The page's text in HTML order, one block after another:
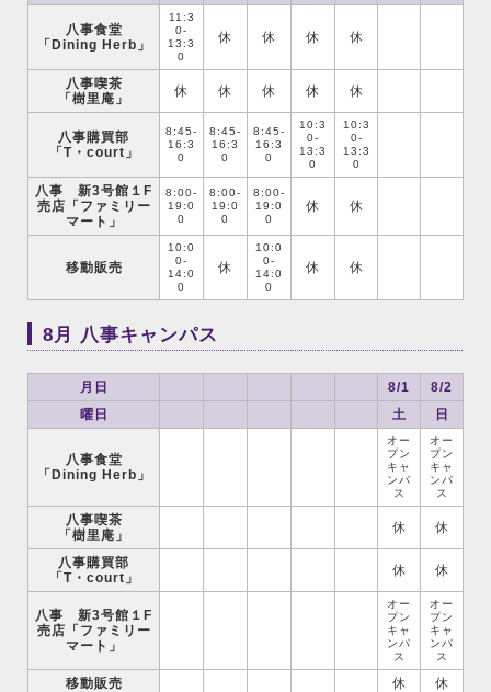
八事食堂
「Dining Herb」
11:3
0-
13:3
0
休 休 休 休
八事喫茶
「樹里庵」
休 休 休 休 休
八事購買部
「T・court」
8:45-
16:3
0
8:45-
16:3
0
8:45-
16:3
0
10:3
0-
13:3
0
10:3
0-
13:3
0
八事 新3号館１F
売店「ファミリー
マート」
8:00-
19:0
0
8:00-
19:0
0
8:00-
19:0
0
休 休
移動販売
10:0
0-
14:0
0
休
10:0
0-
14:0
0
休 休
8月 八事キャンパス
月日 8/1
8/2
曜日
土 日
八事食堂
「Dining Herb」
オー
プン
キャ
ンパ
ス
オー
プン
キャ
ンパ
ス
八事喫茶
「樹里庵」
休 休
八事購買部
「T・court」
休 休
八事 新3号館１F
売店「ファミリー
マート」
オー
プン
キャ
ンパ
ス
オー
プン
キャ
ンパ
ス
移動販売 休 休